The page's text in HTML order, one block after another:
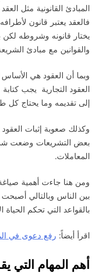
المبادئ القانونية مثل
فالعقد يعتبر قانون
يختار قانونه وشروطه
والقوانين مع مبادئ
وبما أن العقود هي
العقود التجارية يجب
إلى تقديمه وما يحتاج
وكذلك صعوبة إثبات
بعض التشريعات وضعت
المعاملات.
ومن هنا جاءت أهمية
بين الناس وبالتالي أصبحت
بالقواعد التي تحكم الحياة
اقرأ أيضاً: رفع دعوى في
أهم المهام التي